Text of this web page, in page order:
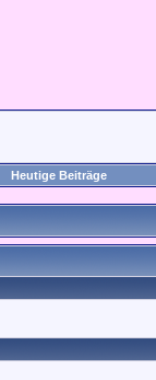
Heutige Beiträge